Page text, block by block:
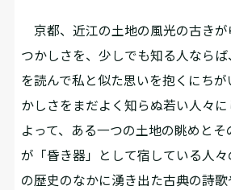
京都、近江の土地の風光の古きが
つかしさを、少しでも知る人なら
を読んで私と似た思いを抱くにち
かしさをまだよく知らぬ若い人々
よって、ある一つの土地の眺めと
が「昏き器」として宿している人
の歴史のなかに湧き出た古典の詩